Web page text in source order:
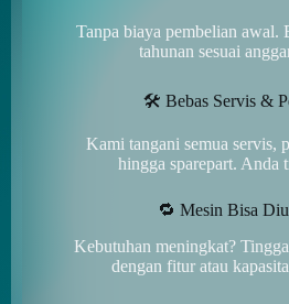
Tanpa biaya pembelian awal.
tahunan sesuai
🛠️ Bebas Servis &
Kami tangani semua servis,
hingga sparepart. Anda
🔁 Mesin Bisa
Kebutuhan meningkat?
dengan fitur atau